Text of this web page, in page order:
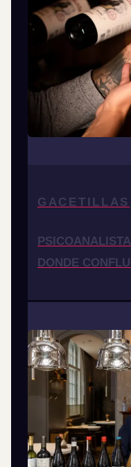
GACETILLAS
DONDE